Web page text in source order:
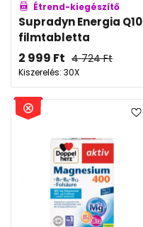
Étrend-kiegészítő
Supradyn Energia Q10
filmtabletta
2 999 Ft 4 724Ft
Kiszerelés: 30X